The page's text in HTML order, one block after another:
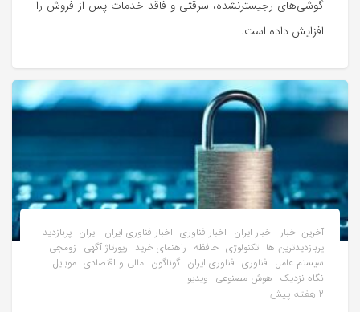
گوشی‌های رجیسترنشده، سرقتی و فاقد خدمات پس از فروش را
افزایش داده است.
آخرین اخبار اخبار ایران اخبار فناوری اخبار فناوری ایران ایران پربازدید
پربازدیدترین ها تکنولوژی حافظه راهنمای خرید رپورتاژ آگهی زومجی
سیستم عامل فناوری فناوری ایران گوناگون مالی و اقتصادی موبایل
نگاه نزدیک هوش مصنوعی ویدیو
2 هفته پیش